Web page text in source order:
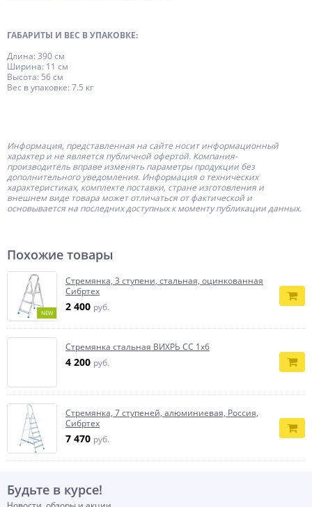
ГАБАРИТЫ И ВЕС В УПАКОВКЕ:
Длина: 390 см
Ширина: 11 см
Высота: 56 см
Вес в упаковке: 7.5 кг
Информация, представленная на сайте носит информационный
характер и не является публичной офертой. Компания-
производитель вправе изменять параметры продукции без
дополнительного уведомления. Информация о технических
характеристиках, комплекте поставки, стране изготовления и
внешнем виде товара может отличаться от фактической и
основывается на последних доступных к моменту публикации данных.
Похожие товары
NEW
Стремянка, 3 ступени, стальная, оцинкованная
Сибртех
2 400 руб.
Стремянка стальная ВИХРЬ СС 1х6
4 200 руб.
Стремянка, 7 ступеней, алюминиевая, Россия,
Сибртех
7 470 руб.
Будьте в курсе!